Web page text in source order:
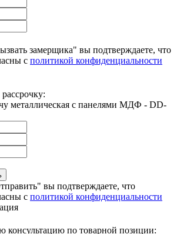
замерщика" вы подтверждаете, что
с политикой конфиденциальности
металлическая с панелями МДФ - DD-
вы подтверждаете, что
с политикой конфиденциальности
консультацию по товарной позиции: